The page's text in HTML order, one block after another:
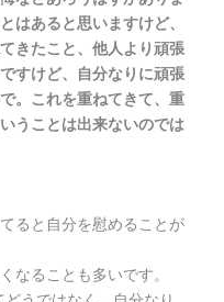
はあると思いますけど、
きたこと、他人より頑張
すけど、自分なりに頑張
。これを重ねてきて、重
うことは出来ないのでは
ると自分を慰めることが
なることも多いです。